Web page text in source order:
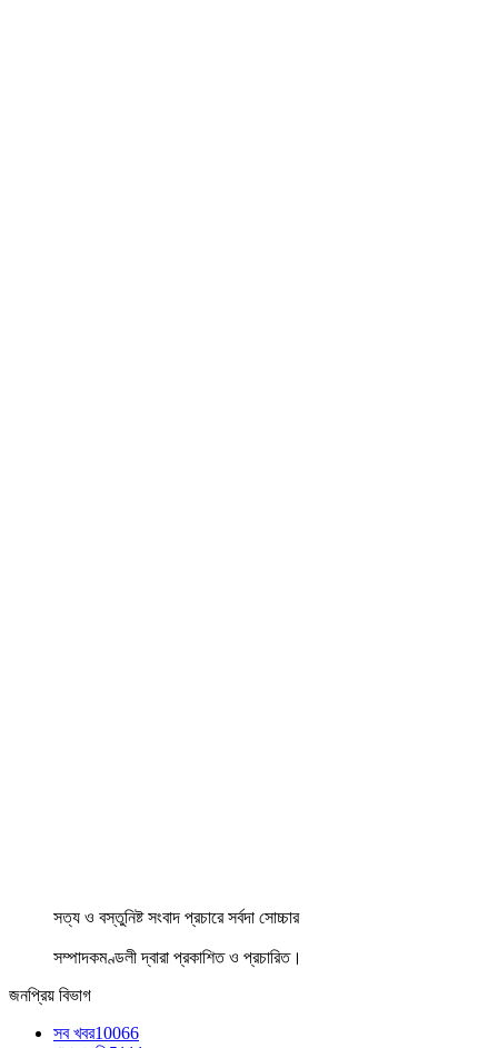
সত্য ও বস্তুনিষ্ট সংবাদ প্রচারে সর্বদা সোচ্চার
সম্পাদকমণ্ডলী দ্বারা প্রকাশিত ও প্রচারিত।
জনপ্রিয় বিভাগ
সব খবর10066